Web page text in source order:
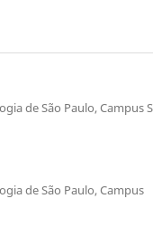
de São Paulo, Campus
de São Paulo, Campus